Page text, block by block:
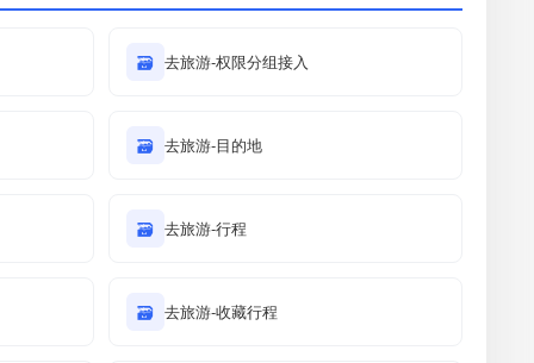
🗃 去旅游-权限分组接入
🗃 去旅游-目的地
🗃 去旅游-行程
🗃 去旅游-收藏行程